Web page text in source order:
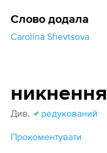
Слово додала
Carolina Shevtsova
никнення
Див. редукований
Прокоментувати